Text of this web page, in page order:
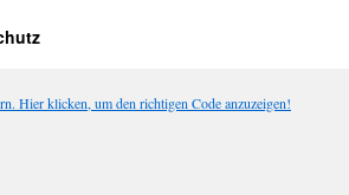
Hier klicken, um den richtigen Code anzuzeigen!